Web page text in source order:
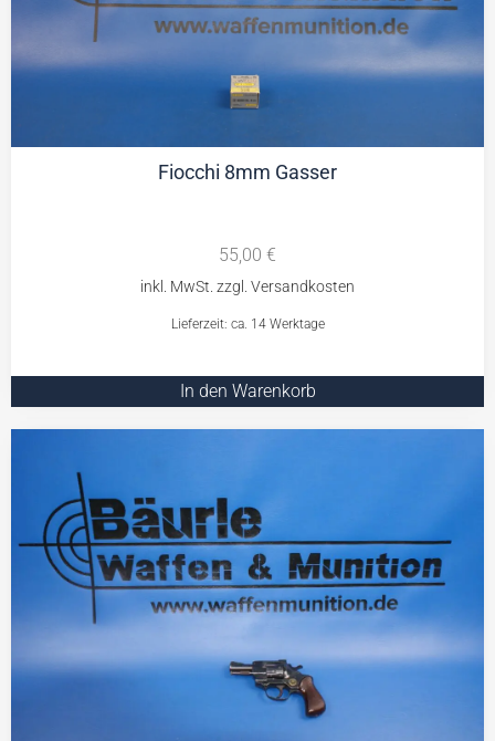
Fiocchi 8mm Gasser
55,00 €
Lieferzeit: ca. 14 Werktage
In den Warenkorb